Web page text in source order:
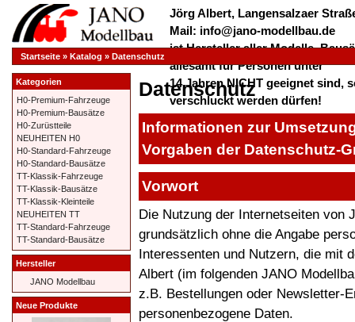
Jörg Albert, Langensalzaer
Mail: info@jano-modellbau.de
ist Hersteller aller Modelle,
allesamt für Personen unter
14 Jahren NICHT geeignet sind,
verschluckt werden dürfen!
*************** Herzlich
***************
Startseite » Katalog » Datenschutz
Datenschutz
Informationen zur
Vorgaben der Datenschutz-
Vorwort
Die Nutzung der Internetseiten von
grundsätzlich ohne die Angabe
Interessenten und Nutzern, die mit
Albert (im folgenden JANO
z.B. Bestellungen oder Newsletter-
personenbezogene Daten.
Kategorien
H0-Premium-Fahrzeuge
H0-Premium-Bausätze
H0-Zurüstteile
NEUHEITEN H0
H0-Standard-Fahrzeuge
H0-Standard-Bausätze
TT-Klassik-Fahrzeuge
TT-Klassik-Bausätze
TT-Klassik-Kleinteile
NEUHEITEN TT
TT-Standard-Fahrzeuge
TT-Standard-Bausätze
Hersteller
JANO Modellbau
Neue Produkte